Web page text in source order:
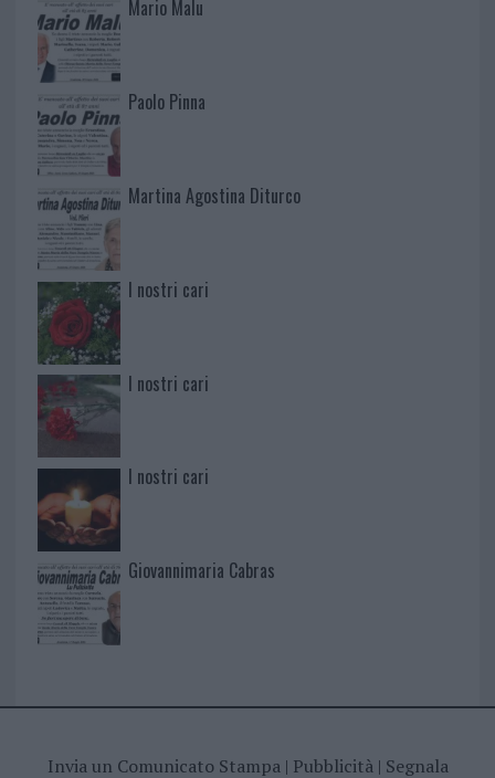
Mario Malu
Paolo Pinna
Martina Agostina Diturco
I nostri cari
I nostri cari
I nostri cari
Giovannimaria Cabras
Invia un Comunicato Stampa| Pubblicità| Segnala